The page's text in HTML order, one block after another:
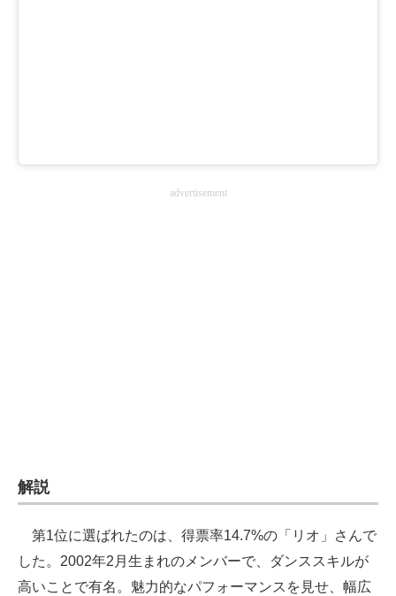
電子設計の基本と応用
advertisement
解説
第1位に選ばれたのは、得票率14.7%の「リオ」さんで
した。2002年2月生まれのメンバーで、ダンススキルが
高いことで有名。魅力的なパフォーマンスを見せ、幅広